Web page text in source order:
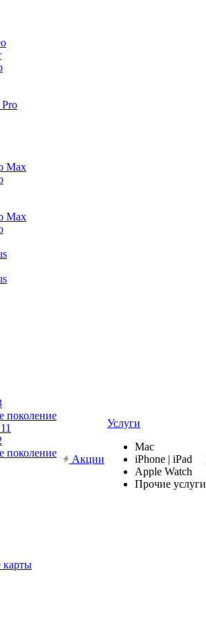
Max
Max
поколение
поколение
карты
Акции
Услуги
Mac
iPhone | iPad
Apple Watch
Прочие услуги